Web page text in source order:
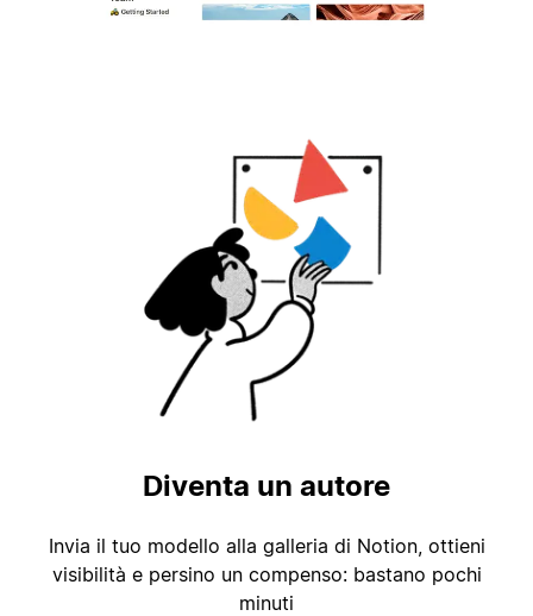
Diventa un autore
Invia il tuo modello alla galleria di Notion, ottieni
visibilità e persino un compenso: bastano pochi
minuti